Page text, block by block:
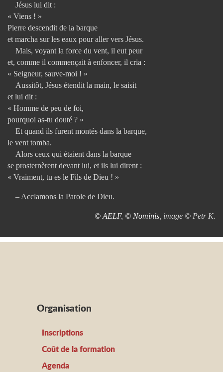
Jésus lui dit :
« Viens ! »
Pierre descendit de la barque
et marcha sur les eaux pour aller vers Jésus.
Mais, voyant la force du vent, il eut peur
et, comme il commençait à enfoncer, il cria :
« Seigneur, sauve-moi ! »
Aussitôt, Jésus étendit la main, le saisit
et lui dit :
« Homme de peu de foi,
pourquoi as-tu douté ? »
Et quand ils furent montés dans la barque,
le vent tomba.
Alors ceux qui étaient dans la barque
se prosternèrent devant lui, et ils lui dirent :
« Vraiment, tu es le Fils de Dieu ! »
– Acclamons la Parole de Dieu.
© AELF, © Nominis , image © Petr K.
Organisation
Inscriptions
Coût de la formation
Agenda